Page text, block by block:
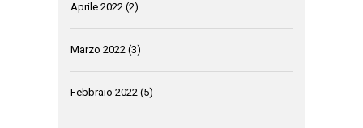
Aprile 2022 (2)
Marzo 2022 (3)
Febbraio 2022 (5)